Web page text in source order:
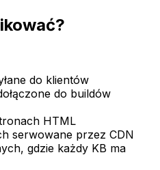
do klientów
do buildów
HTML
serwowane przez CDN
gdzie każdy KB ma